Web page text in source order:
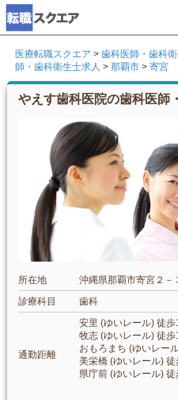
医療転職スクエア > 歯科医師・歯科
師・歯科衛生士求人 > 那覇市 > 寄宮
やえす歯科医院の歯科医師
所在地
沖縄県那覇市寄宮２
診療科目
歯科
通勤距離
安里 (ゆいレール) 徒
牧志 (ゆいレール) 徒
おもろまち (ゆいレー
美栄橋 (ゆいレール)
県庁前 (ゆいレール)